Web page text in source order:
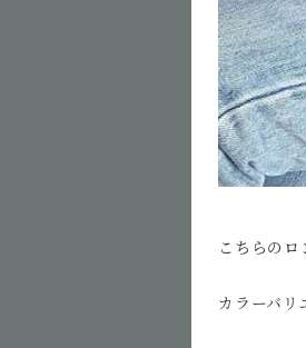
こちらの
カラーバリ